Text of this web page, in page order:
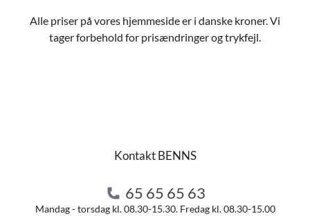
Alle priser på vores hjemmeside er i danske kroner. Vi
tager forbehold for prisændringer og trykfejl.
Kontakt BENNS
65 65 65 63
Mandag - torsdag kl. 08.30-15.30. Fredag kl. 08.30-15.00